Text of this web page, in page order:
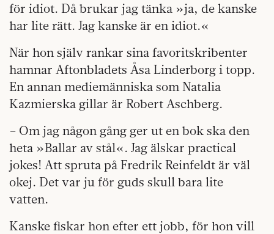
för idiot. Då brukar jag tänka »ja, de kanske
har lite rätt. Jag kanske är en idiot.«
När hon själv rankar sina favoritskribenter
hamnar Aftonbladets Åsa Linderborg i topp.
En annan mediemänniska som Natalia
Kazmierska gillar är Robert Aschberg.
– Om jag någon gång ger ut en bok ska den
heta »Ballar av stål«. Jag älskar practical
jokes! Att spruta på Fredrik Reinfeldt är väl
okej. Det var ju för guds skull bara lite
vatten.
Kanske fiskar hon efter ett jobb, för hon vill